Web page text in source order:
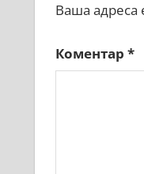
Ваша адреса
Коментар *